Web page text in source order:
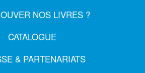
NOS LIVRES ?
CATALOGUE
& PARTENARIATS